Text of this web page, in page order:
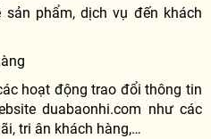
phẩm, dịch vụ đến khách
hoạt động trao đổi thông tin
duabaonhi.com như các
tri ân khách hàng,…